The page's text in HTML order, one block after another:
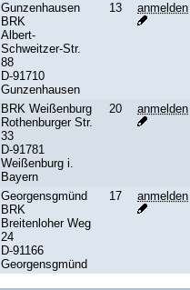
Gunzenhausen
BRK
Albert-
Schweitzer-Str.
88
D-91710
Gunzenhausen
13 anmelden
BRK Weißenburg
Rothenburger Str.
33
D-91781
Weißenburg i.
Bayern
20 anmelden
Georgensgmünd
BRK
Breitenloher Weg
24
D-91166
Georgensgmünd
17 anmelden